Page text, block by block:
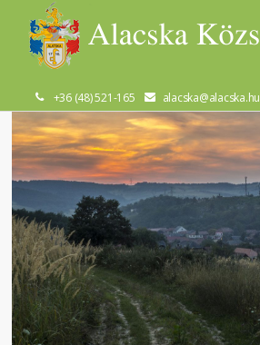
+36 (48) 521-165 alacska@alacska.hu